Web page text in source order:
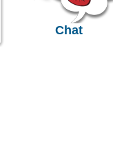
Chat